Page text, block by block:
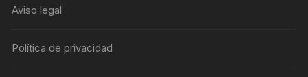
Aviso legal
Política de privacidad